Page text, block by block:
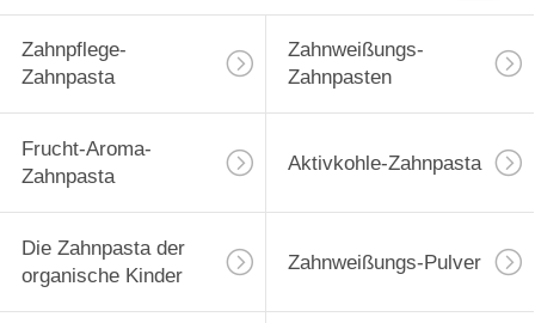
Zahnpflege-
Zahnpasta
Zahnweißungs-
Zahnpasten
Frucht-Aroma-
Zahnpasta
Aktivkohle-Zahnpasta
Die Zahnpasta der
organische Kinder
Zahnweißungs-Pulver